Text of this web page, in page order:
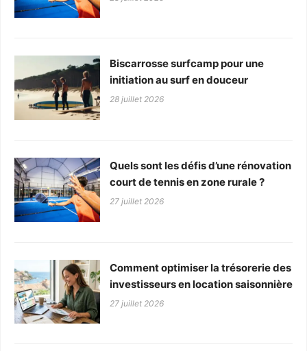
Biscarrosse surfcamp pour une
initiation au surf en douceur
28 juillet 2026
Quels sont les défis d’une rénovation
court de tennis en zone rurale ?
27 juillet 2026
Comment optimiser la trésorerie des
investisseurs en location saisonnière
27 juillet 2026